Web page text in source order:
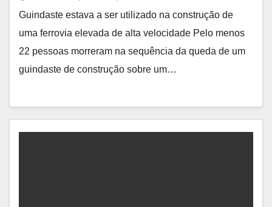
Guindaste estava a ser utilizado na construção de
uma ferrovia elevada de alta velocidade Pelo menos
22 pessoas morreram na sequência da queda de um
guindaste de construção sobre um…